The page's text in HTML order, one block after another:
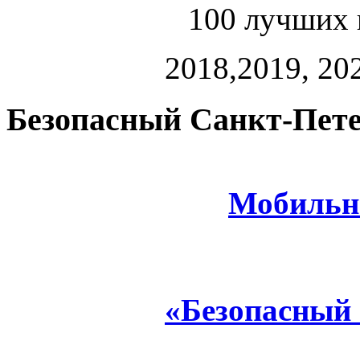
100 лучших
2018,2019,
Безопасный Санкт-